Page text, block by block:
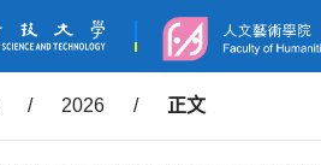
/ 2026 / 正文